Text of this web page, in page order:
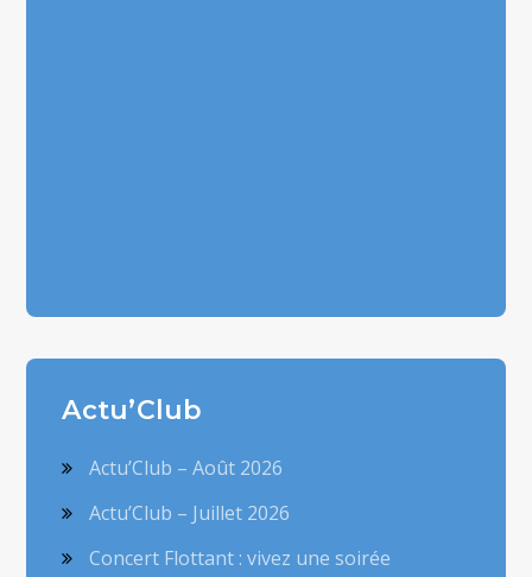
Actu’Club
Actu’Club – Août 2026
Actu’Club – Juillet 2026
Concert Flottant : vivez une soirée